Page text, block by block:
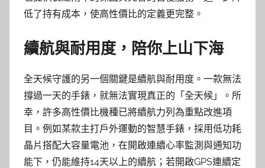
低了持有成本，使高性價比的定義更完整。
續航與耐用度，陪你上山下海
全天候守護的另一個關鍵是續航與耐用度。一款無法
撐過一天的手錶，就無法實現真正的「全天候」。所
幸，許多高性價比機種已將續航力列為重點改進項
目。例如某款主打戶外運動的智慧手錶，採用低功耗
晶片搭配大容量電池，在開啟連續心率監測與通知功
能下，仍能維持14天以上的續航；若開啟GPS連續定